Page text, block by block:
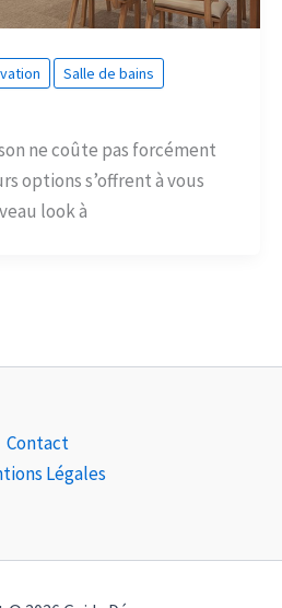
Salle de bains
ne coûte pas forcément
options s’offrent à vous
look à
Contact
Légales